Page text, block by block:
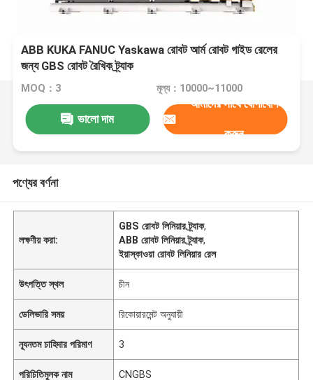
ABB KUKA FANUC Yaskawa রোবট আর্ম রোবট গাইড রেলের
জন্য GBS রোবট রৈখিক ট্র্যাক
MOQ：3 মূল্য：10000~11000
ভালো দাম
আমাদের সাথে যোগাযোগ
করুন
পণ্যের বর্ণনা
লক্ষণীয় করা:
GBS রোবট লিনিয়ার ট্র্যাক,
ABB রোবট লিনিয়ার ট্র্যাক,
ইয়াস্কাওয়া রোবট লিনিয়ার রেল
উৎপত্তি স্থল চীন
ডেলিভারি সময় রিকোয়ারমেন্ট অনুযায়ী
ন্যূনতম চাহিদার পরিমাণ 3
পরিচিতিমুলক নাম CNGBS